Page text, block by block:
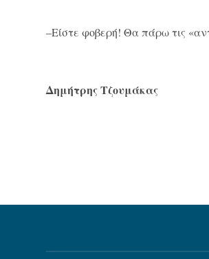
–Είστε φοβερή! Θα πάρω τις
Δημήτρης Τζουμάκας